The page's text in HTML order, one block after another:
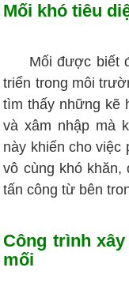
Mối khó tiêu
Mối được biết
triển trong môi
tìm thấy những kẽ
và xâm nhập mà
này khiến cho việc
vô cùng khó khăn,
tấn công từ bên
Công trình
mối